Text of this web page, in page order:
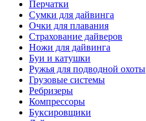
Перчатки
Сумки для дайвинга
Очки для плавания
Страхование дайверов
Ножи для дайвинга
Буи и катушки
Ружья для подводной охоты
Грузовые системы
Ребризеры
Компрессоры
Буксировщики